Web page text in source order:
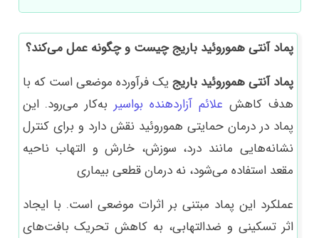
هموروئید
باریج
عدد
پماد آنتی هموروئید باریج چیست و چگونه عمل می‌کند؟
پماد آنتی هموروئید باریج یک فرآورده موضعی است که با
هدف کاهش علائم آزاردهنده بواسیر به‌کار می‌رود. این
پماد در درمان حمایتی هموروئید نقش دارد و برای کنترل
نشانه‌هایی مانند درد، سوزش، خارش و التهاب ناحیه
مقعد استفاده می‌شود، نه درمان قطعی بیماری
عملکرد این پماد مبتنی بر اثرات موضعی است. با ایجاد
اثر تسکینی و ضدالتهابی، به کاهش تحریک بافت‌های